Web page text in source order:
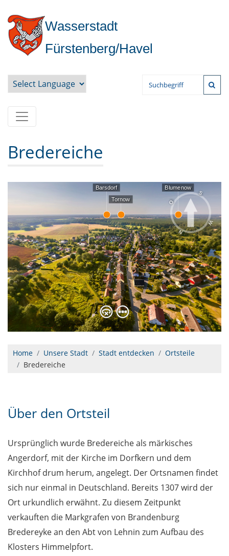
Wasserstadt
Fürstenberg/Havel
Bredereiche
Home Unsere Stadt Stadt entdecken
Ortsteile
Bredereiche
Über den Ortsteil
Ursprünglich wurde Bredereiche als märkisches
Angerdorf, mit der Kirche im Dorfkern und dem
Kirchhof drum herum, angelegt. Der Ortsnamen findet
sich nur einmal in Deutschland. Bereits 1307 wird der
Ort urkundlich erwähnt. Zu diesem Zeitpunkt
verkauften die Markgrafen von Brandenburg
Bredereyke an den Abt von Lehnin zum Aufbau des
Klosters Himmelpfort.